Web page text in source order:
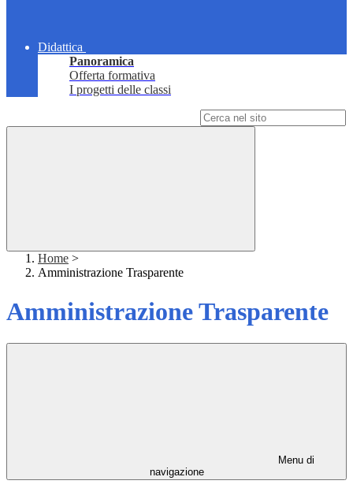
Didattica
Panoramica
Offerta formativa
I progetti delle classi
Home >
Amministrazione Trasparente
Amministrazione Trasparente
Menu di
navigazione